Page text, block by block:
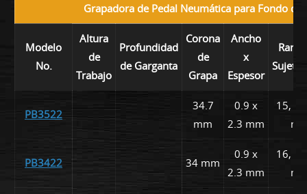
Grapadora de Pedal Neumática para Fondo de
Modelo
No.
Altura
de
Trabajo
Profundidad
de Garganta
Corona
de
Grapa
Ancho
x
Espesor
PB3522
34.7
mm
0.9 x
2.3 mm
15,
PB3422 34 mm
0.9 x
2.3 mm
16,